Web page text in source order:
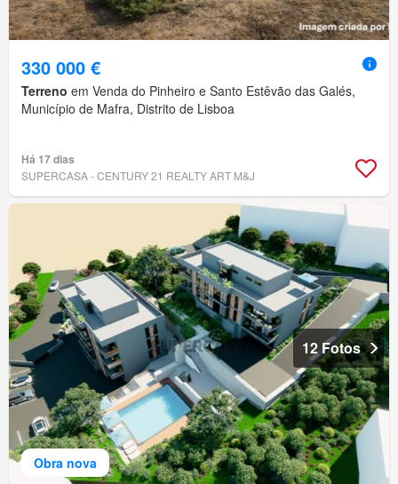
330 000 €
Terreno em Venda do Pinheiro e Santo Estêvão das Galés,
Município de Mafra, Distrito de Lisboa
Há 17 dias
SUPERCASA - CENTURY 21 REALTY ART M&J
Obra nova
12 Fotos